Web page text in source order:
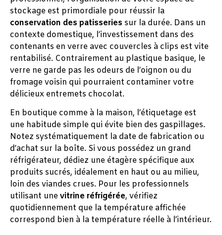
stockage est primordiale pour réussir la
conservation des patisseries sur la durée. Dans un
contexte domestique, l’investissement dans des
contenants en verre avec couvercles à clips est vite
rentabilisé. Contrairement au plastique basique, le
verre ne garde pas les odeurs de l’oignon ou du
fromage voisin qui pourraient contaminer votre
délicieux entremets chocolat.
En boutique comme à la maison, l’étiquetage est
une habitude simple qui évite bien des gaspillages.
Notez systématiquement la date de fabrication ou
d’achat sur la boîte. Si vous possédez un grand
réfrigérateur, dédiez une étagère spécifique aux
produits sucrés, idéalement en haut ou au milieu,
loin des viandes crues. Pour les professionnels
utilisant unevitrine réfrigérée, vérifiez
quotidiennement que la température affichée
correspond bien à la température réelle à l’intérieur.